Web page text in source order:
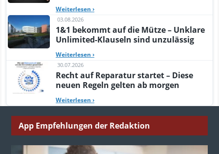
Weiterlesen ›
03.08.2026
1&1 bekommt auf die Mütze – Unklare
Unlimited-Klauseln sind unzulässig
Weiterlesen ›
30.07.2026
Recht auf Reparatur startet – Diese
neuen Regeln gelten ab morgen
Weiterlesen ›
App Empfehlungen der Redaktion